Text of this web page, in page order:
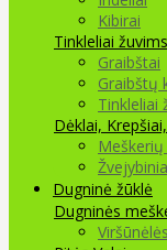
Kibirai
Tinkleliai
Graibštai
Graibštų
Tinkleliai
Dėklai,
Dugninė žūklė
Dugninės
Viršūnėlės